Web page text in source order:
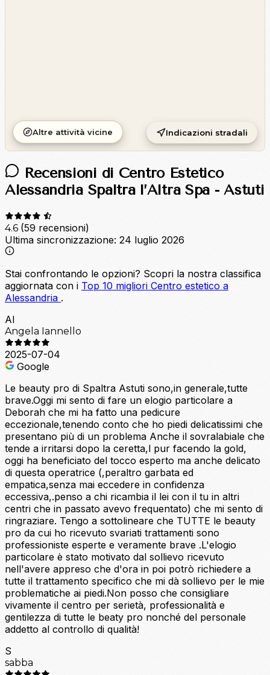
Altre attività vicine Indicazioni stradali
Recensioni di Centro Estetico
Alessandria Spaltra l’Altra Spa - Astuti
4.6 (59 recensioni)
Ultima sincronizzazione: 24 luglio 2026
Stai confrontando le opzioni? Scopri la nostra classifica
aggiornata con i Top 10 migliori Centro estetico a
Alessandria .
AI
Angela Iannello
2025-07-04
Google
Le beauty pro di Spaltra Astuti sono,in generale,tutte
brave.Oggi mi sento di fare un elogio particolare a
Deborah che mi ha fatto una pedicure
eccezionale,tenendo conto che ho piedi delicatissimi che
presentano più di un problema Anche il sovralabiale che
tende a irritarsi dopo la ceretta,l pur facendo la gold,
oggi ha beneficiato del tocco esperto ma anche delicato
di questa operatrice (,peraltro garbata ed
empatica,senza mai eccedere in confidenza
eccessiva,.penso a chi ricambia il lei con il tu in altri
centri che in passato avevo frequentato) che mi sento di
ringraziare. Tengo a sottolineare che TUTTE le beauty
pro da cui ho ricevuto svariati trattamenti sono
professioniste esperte e veramente brave .L'elogio
particolare è stato motivato dal sollievo ricevuto
nell'avere appreso che d'ora in poi potrò richiedere a
tutte il trattamento specifico che mi dà sollievo per le mie
problematiche ai piedi.Non posso che consigliare
vivamente il centro per serietà, professionalità e
gentilezza di tutte le beaty pro nonché del personale
addetto al controllo di qualità!
S
sabba